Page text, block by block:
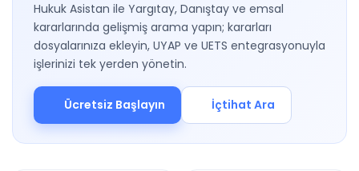
Hukuk Asistan ile Yargıtay, Danıştay ve emsal
kararlarında gelişmiş arama yapın; kararları
dosyalarınıza ekleyin, UYAP ve UETS entegrasyonuyla
işlerinizi tek yerden yönetin.
Ücretsiz Başlayın İçtihat Ara